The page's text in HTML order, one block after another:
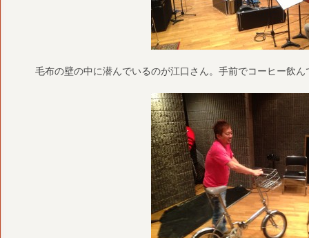
毛布の壁の中に潜んでいるのが江口さん。手前でコーヒー飲